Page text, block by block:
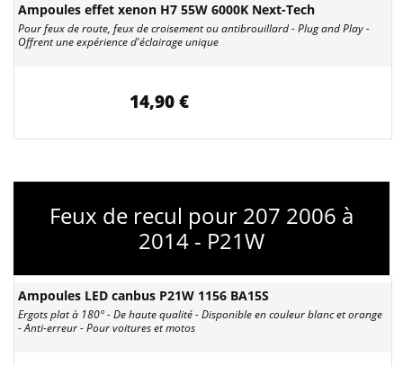
Ampoules effet xenon H7 55W 6000K Next-Tech
Pour feux de route, feux de croisement ou antibrouillard - Plug and Play -
Offrent une expérience d'éclairage unique
14,90 €
Feux de recul pour 207 2006 à
2014 - P21W
Ampoules LED canbus P21W 1156 BA15S
Ergots plat à 180° - De haute qualité - Disponible en couleur blanc et orange
- Anti-erreur - Pour voitures et motos